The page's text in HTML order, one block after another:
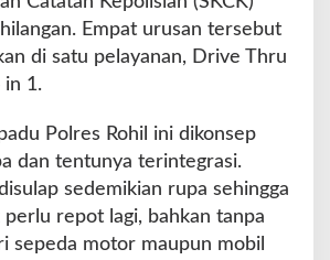
Empat urusan tersebut
di satu pelayanan, Drive Thru
in 1.
Polres Rohil ini dikonsep
dan tentunya terintegrasi.
sedemikian rupa sehingga
perlu repot lagi, bahkan tanpa
sepeda motor maupun mobil